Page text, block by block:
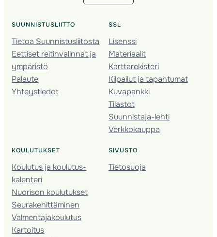
SUUNNISTUSLIITTO
Tietoa Suunnistusliitosta
Eettiset reitinvalinnat ja
ympäristö
Palaute
Yhteystiedot
SSL
Lisenssi
Materiaalit
Karttarekisteri
Kilpailut ja tapahtumat
Kuvapankki
Tilastot
Suunnistaja-lehti
Verkkokauppa
KOULUTUKSET
Koulutus ja koulutus­
kalenteri
Nuorison koulutukset
Seura­kehittäminen
Valmentaja­koulutus
Kartoitus
SIVUSTO
Tietosuoja